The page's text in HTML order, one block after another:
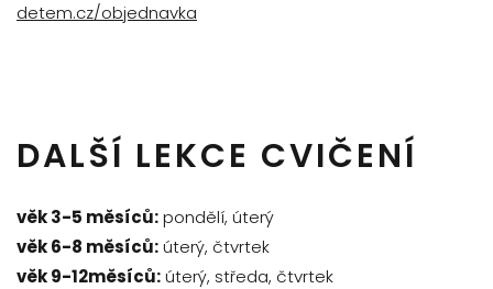
detem.cz/objednavka
DALŠÍ LEKCE CVIČENÍ
věk 3-5 měsíců:pondělí, úterý
věk 6-8 měsíců:úterý, čtvrtek
věk 9-12měsíců:úterý, středa, čtvrtek